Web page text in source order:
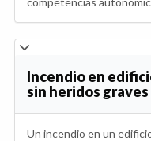
Incendio en
sin heridos graves
Un incendio en un